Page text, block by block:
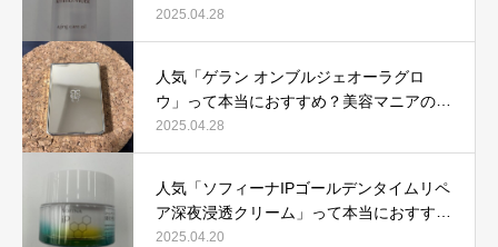
際使用して口コミを検証！
2025.04.28
人気「ゲラン オンブルジェオーラグロ
ウ」って本当におすすめ？美容マニアの私
が実際使用して、口コミを検証！
2025.04.28
人気「ソフィーナIPゴールデンタイムリペ
ア深夜浸透クリーム」って本当におすす
め？美容マニアが実際使用して口コミを検
2025.04.20